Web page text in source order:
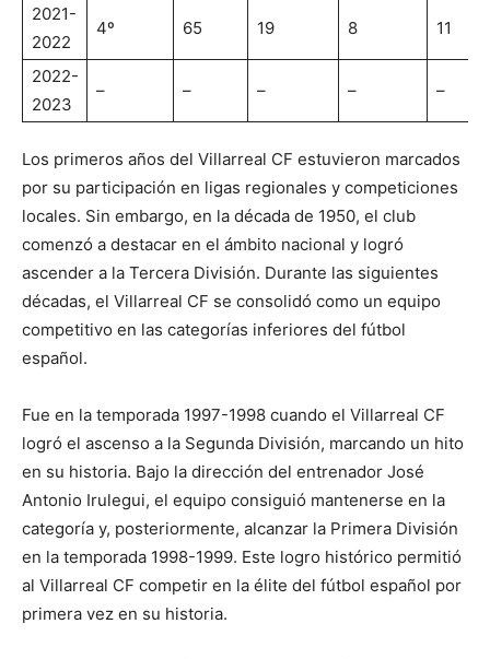
2021-
2022
4º 65 19 8 11
2022-
2023
– – – – –
Los primeros años del Villarreal CF estuvieron marcados
por su participación en ligas regionales y competiciones
locales. Sin embargo, en la década de 1950, el club
comenzó a destacar en el ámbito nacional y logró
ascender a la Tercera División. Durante las siguientes
décadas, el Villarreal CF se consolidó como un equipo
competitivo en las categorías inferiores del fútbol
español.
Fue en la temporada 1997-1998 cuando el Villarreal CF
logró el ascenso a la Segunda División, marcando un hito
en su historia. Bajo la dirección del entrenador José
Antonio Irulegui, el equipo consiguió mantenerse en la
categoría y, posteriormente, alcanzar la Primera División
en la temporada 1998-1999. Este logro histórico permitió
al Villarreal CF competir en la élite del fútbol español por
primera vez en su historia.